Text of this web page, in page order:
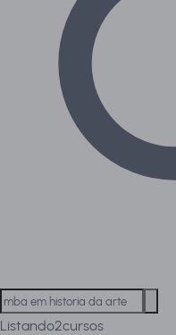
Listando2cursos